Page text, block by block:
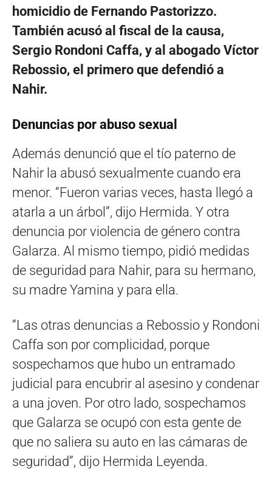
homicidio de Fernando Pastorizzo.
También acusó al fiscal de la causa,
Sergio Rondoni Caffa, y al abogado Víctor
Rebossio, el primero que defendió a
Nahir.
Denuncias por abuso sexual
Además denunció que el tío paterno de
Nahir la abusó sexualmente cuando era
menor. “Fueron varias veces, hasta llegó a
atarla a un árbol”, dijo Hermida. Y otra
denuncia por violencia de género contra
Galarza. Al mismo tiempo, pidió medidas
de seguridad para Nahir, para su hermano,
su madre Yamina y para ella.
“Las otras denuncias a Rebossio y Rondoni
Caffa son por complicidad, porque
sospechamos que hubo un entramado
judicial para encubrir al asesino y condenar
a una joven. Por otro lado, sospechamos
que Galarza se ocupó con esta gente de
que no saliera su auto en las cámaras de
seguridad”, dijo Hermida Leyenda.